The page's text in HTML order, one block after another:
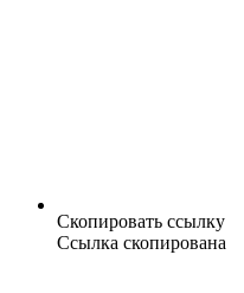
Скопировать ссылку
Ссылка скопирована